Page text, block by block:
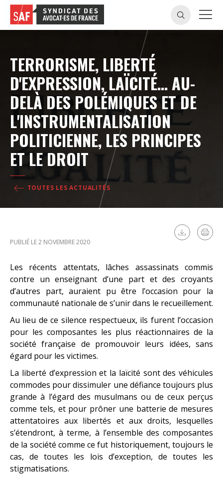
TERRORISME, LIBERTÉ
D'EXPRESSION, LAÏCITÉ… AU-
DELÀ DES POLÉMIQUES ET DE
L'INSTRUMENTALISATION
POLITICIENNE, LES PRINCIPES
ET LE DROIT
TOUTES LES ACTUALITÉS
PUBLIÉ LE 2 NOVEMBRE 2020
Les récents attentats, lâches assassinats commis
contre un enseignant d’une part et des croyants
d’autres part, auraient pu être l’occasion pour la
communauté nationale de s’unir dans le recueillement.
Au lieu de ce silence respectueux, ils furent l’occasion
pour les composantes les plus réactionnaires de la
société française de promouvoir leurs idées, sans
égard pour les victimes.
La liberté d’expression et la laïcité sont des véhicules
commodes pour dissimuler une défiance toujours plus
grande à l’égard des musulmans ou de ceux perçus
comme tels, et pour prôner une batterie de mesures
attentatoires aux libertés et aux droits, lesquelles
s’étendront, à terme, à l’ensemble des composantes
de la société comme ce fut historiquement, toujours le
cas, de toutes les lois d’exception, de toutes les
stigmatisations.